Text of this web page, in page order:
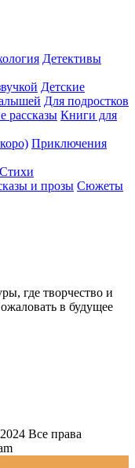
Детективы
Детские
Для подростков
рассказы Книги для
Приключения
Стихи
и прозы Сюжеты
где творчество и
в будущее
Все права